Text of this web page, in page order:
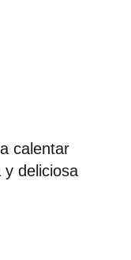
calentar
y deliciosa